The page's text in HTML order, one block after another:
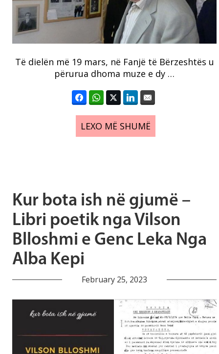
Të dielën më 19 mars, në Fanjë të Bërzeshtës u
përurua dhoma muze e dy …
LEXO MË SHUMË
Kur bota ish në gjumë –
Libri poetik nga Vilson
Blloshmi e Genc Leka Nga
Alba Kepi
February 25, 2023